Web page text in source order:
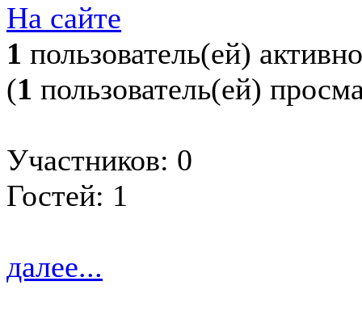
На сайте
1 пользователь(ей) активно
(1 пользователь(ей)
Участников: 0
Гостей: 1
далее...